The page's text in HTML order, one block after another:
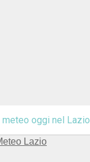
meteo oggi nel Lazio